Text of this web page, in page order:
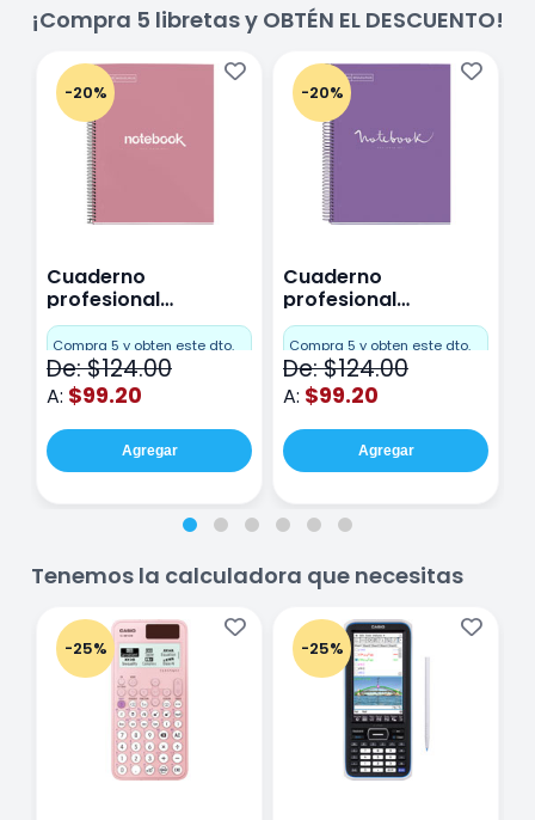
¡Compra 5 libretas y OBTÉN EL DESCUENTO!
-20%
Cuaderno
profesional
Miquelrius Emotions
Cuadro Chico 80
hojas Rosa
Compra 5 y obten este dto.
De: $124.00
A: $99.20
Agregar
-20%
Cuaderno
profesional
Miquelrius Emotions
raya 80 hojas
Purpura
Compra 5 y obten este dto.
De: $124.00
A: $99.20
Agregar
Tenemos la calculadora que necesitas
-25% -25%